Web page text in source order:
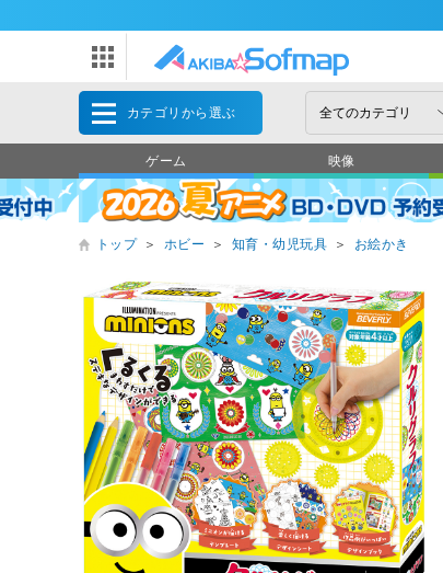
カテゴリから選ぶ
ゲーム 映像
トップ ＞ ホビー ＞ 知育・幼児玩具 ＞ お絵かき